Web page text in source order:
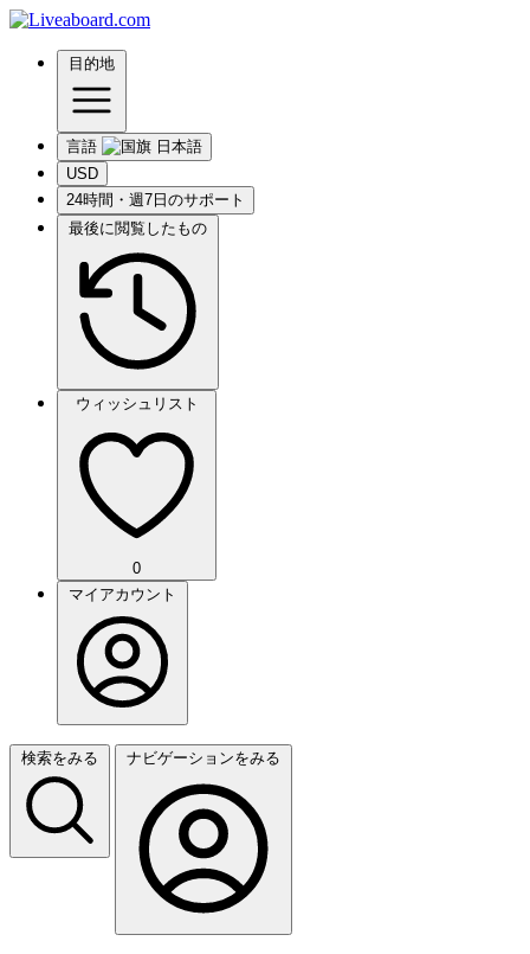
目的地
言語
USD
24時間・週7日のサポート
最後に閲覧したもの
ウィッシュリスト
0
マイアカウント
検索をみる ナビゲーションをみる